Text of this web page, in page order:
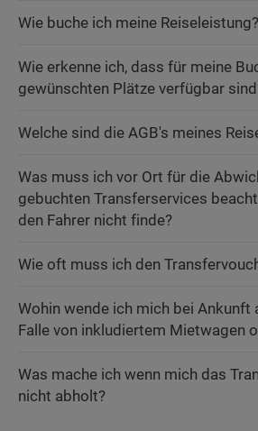
Wie buche ich meine Reiseleistung?
Wie erkenne ich, dass für meine
gewünschten Plätze verfügbar
Welche sind die AGB's meines
Was muss ich vor Ort für die
gebuchten Transferservices
den Fahrer nicht finde?
Wie oft muss ich den
Wohin wende ich mich bei Ankunft
Falle von inkludiertem Mietwagen
Was mache ich wenn mich das
nicht abholt?